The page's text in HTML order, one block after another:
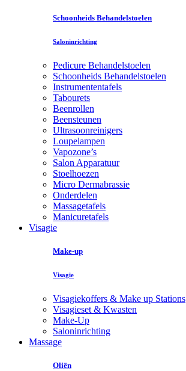
Schoonheids Behandelstoelen
Saloninrichting
Pedicure Behandelstoelen
Schoonheids Behandelstoelen
Instrumententafels
Tabourets
Beenrollen
Beensteunen
Ultrasoonreinigers
Loupelampen
Vapozone’s
Salon Apparatuur
Stoelhoezen
Micro Dermabrassie
Onderdelen
Massagetafels
Manicuretafels
Visagie
Make-up
Visagie
Visagiekoffers & Make up Stations
Visagieset & Kwasten
Make-Up
Saloninrichting
Massage
Oliën